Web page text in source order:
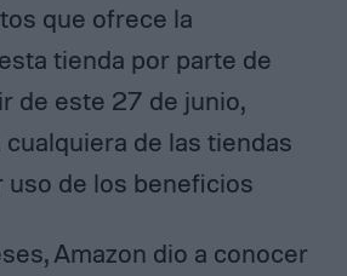
que ofrece la
tienda por parte de
de este 27 de junio,
de las tiendas
uso de los beneficios
Amazon dio a conocer